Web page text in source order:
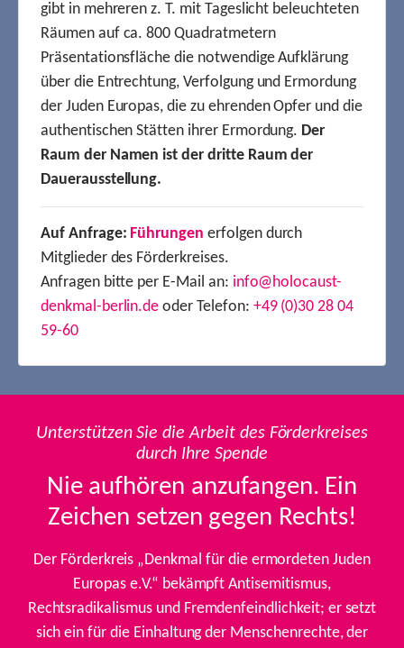
gibt in mehreren z. T. mit Tageslicht beleuchteten
Räumen auf ca. 800 Quadratmetern
Präsentationsfläche die notwendige Aufklärung
über die Entrechtung, Verfolgung und Ermordung
der Juden Europas, die zu ehrenden Opfer und die
authentischen Stätten ihrer Ermordung. Der
Raum der Namen ist der dritte Raum der
Dauerausstellung.
Auf Anfrage: Führungen erfolgen durch
Mitglieder des Förderkreises.
Anfragen bitte per E-Mail an: info@holocaust-
denkmal-berlin.de oder Telefon: +49 (0)30 28 04
59-60
Unterstützen Sie die Arbeit des Förderkreises
durch Ihre Spende
Nie aufhören anzufangen. Ein
Zeichen setzen gegen Rechts!
Der Förderkreis „Denkmal für die ermordeten Juden
Europas e.V.“ bekämpft Antisemitismus,
Rechtsradikalismus und Fremdenfeindlichkeit; er setzt
sich ein für die Einhaltung der Menschenrechte, der